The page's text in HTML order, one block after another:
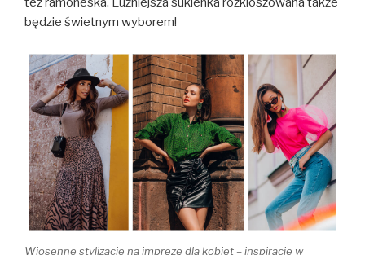
będzie świetnym wyborem!
Wiosenne stylizacje na imprezę dla kobiet – inspiracje w